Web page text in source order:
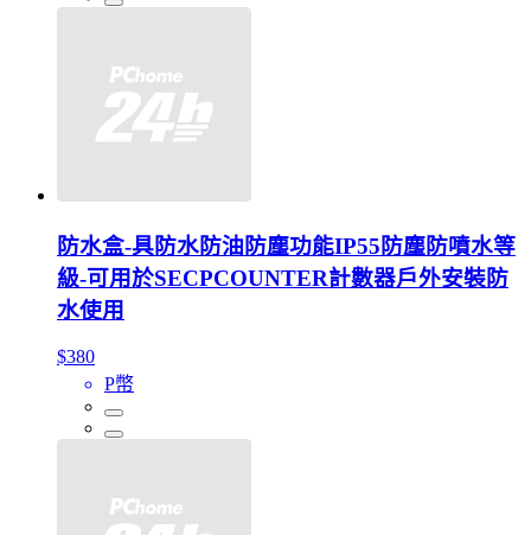
防水盒-具防水防油防塵功能IP55防塵防噴水等
級-可用於SECPCOUNTER計數器戶外安裝防
水使用
$380
P幣